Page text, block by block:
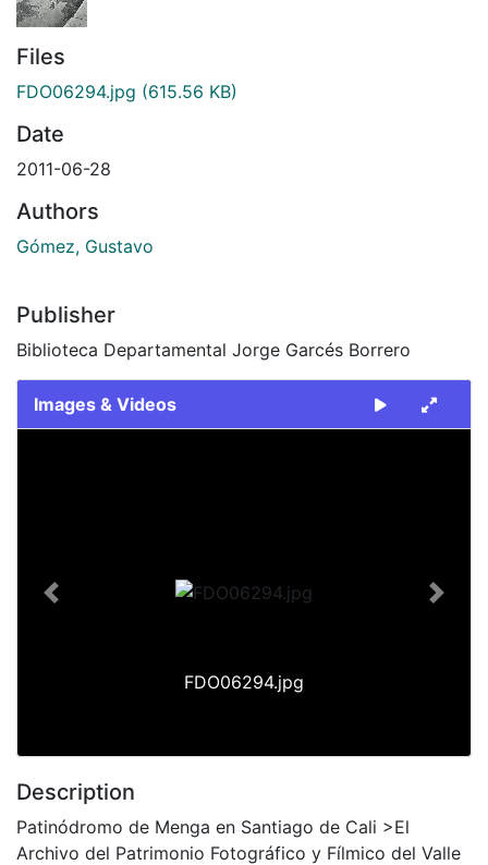
Files
FDO06294.jpg (615.56 KB)
Date
2011-06-28
Authors
Gómez, Gustavo
Publisher
Biblioteca Departamental Jorge Garcés Borrero
Images & Videos
FDO06294.jpg
Previous Next
Description
Patinódromo de Menga en Santiago de Cali >El
Archivo del Patrimonio Fotográfico y Fílmico del Valle